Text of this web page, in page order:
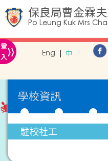
保良局曹金霖
Po Leung Kuk Mrs
登
入» Eng 中
學校資訊
駐校社工